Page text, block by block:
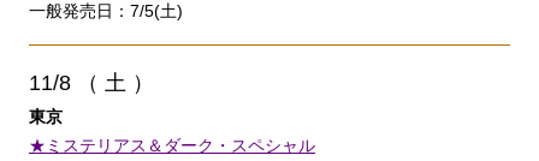
一般発売日：7/5(土)
11/8 （ 土 ）
東京
★ミステリアス＆ダーク・スペシャル